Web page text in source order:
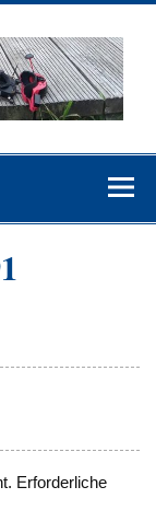
nur)
Welt
Goethe)
Erforderliche